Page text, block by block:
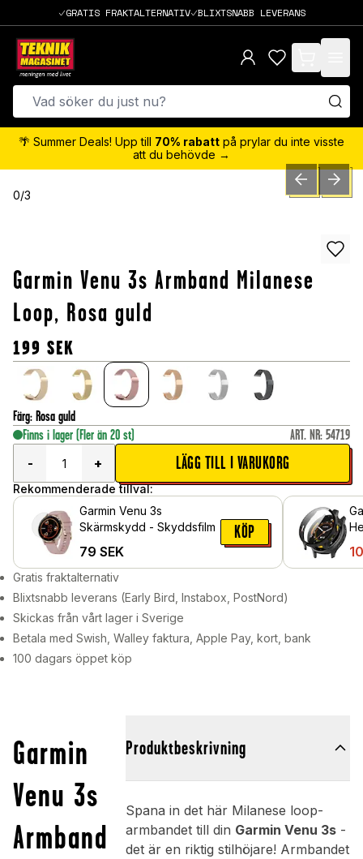
GRATIS FRAKTALTERNATIV BLIXTSNABB LEVERANS
items in cart,
🌴 Summer Deals! Upp till 70% rabatt på prylar du inte visste
att du behövde →
0/3 PREVIOUSNEXT
Garmin Venu 3s Armband Milanese
Loop, Rosa guld
199 SEK
Färg: Rosa guld
Finns i lager (Fler än 20 st) ART. NR: 54719
-
+ LÄGG TILL I VARUKORG
Rekommenderade tillval:
Garmin Venu 3s
Skärmskydd - Skyddsfilm
79 SEK
KÖP
Gratis fraktalternativ
Blixtsnabb leverans (Early Bird, Instabox, PostNord)
Skickas från vårt lager i Sverige
Betala med Swish, Walley faktura, Apple Pay, kort, bank
100 dagars öppet köp
Garmin
Venu 3s
Armband
Produktbeskrivning
Spana in det här Milanese loop-
armbandet till din Garmin Venu 3s-
det är en riktig stilhöjare! Armbandet